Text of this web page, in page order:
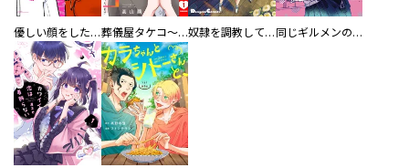
優しい顔をした親友は、夫と不倫して私の家に入り込んできた。 葬儀屋タケコ～あなたの最期、叶えます【電子単行本版】 奴隷を調教してハーレム作る 同じギルメンの声が好き